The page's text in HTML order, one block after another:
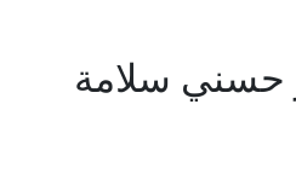
حسني سلامة